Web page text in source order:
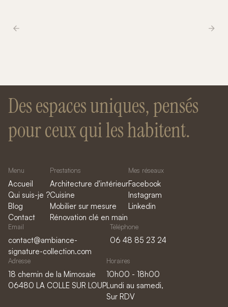
Des espaces uniques, pensés
pour ceux qui les habitent.
Menu
Accueil
Qui suis-je ?
Blog
Contact
Prestations
Architecture d'intérieur
Cuisine
Mobilier sur mesure
Rénovation clé en main
Mes réseaux
Facebook
Instagram
Linkedin
Email
contact@ambiance-
signature-collection.com
Téléphone
06 48 85 23 24
Adresse
18 chemin de la Mimosaie
06480 LA COLLE SUR LOUP
Horaires
10h00 - 18h00
Lundi au samedi,
Sur RDV